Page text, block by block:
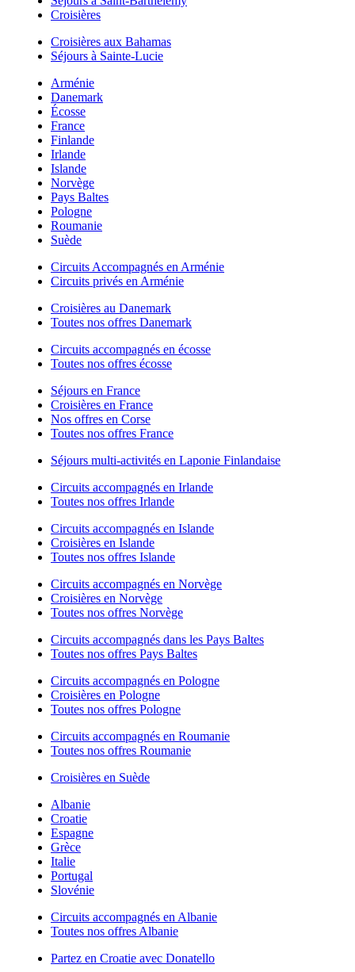
Croisières
Croisières aux Bahamas
Séjours à Sainte-Lucie
Arménie
Danemark
Écosse
France
Finlande
Irlande
Islande
Norvège
Pays Baltes
Pologne
Roumanie
Suède
Circuits Accompagnés en Arménie
Circuits privés en Arménie
Croisières au Danemark
Toutes nos offres Danemark
Circuits accompagnés en écosse
Toutes nos offres écosse
Séjours en France
Croisières en France
Nos offres en Corse
Toutes nos offres France
Séjours multi-activités en Laponie Finlandaise
Circuits accompagnés en Irlande
Toutes nos offres Irlande
Circuits accompagnés en Islande
Croisières en Islande
Toutes nos offres Islande
Circuits accompagnés en Norvège
Croisières en Norvège
Toutes nos offres Norvège
Circuits accompagnés dans les Pays Baltes
Toutes nos offres Pays Baltes
Circuits accompagnés en Pologne
Croisières en Pologne
Toutes nos offres Pologne
Circuits accompagnés en Roumanie
Toutes nos offres Roumanie
Croisières en Suède
Albanie
Croatie
Espagne
Grèce
Italie
Portugal
Slovénie
Circuits accompagnés en Albanie
Toutes nos offres Albanie
Partez en Croatie avec Donatello